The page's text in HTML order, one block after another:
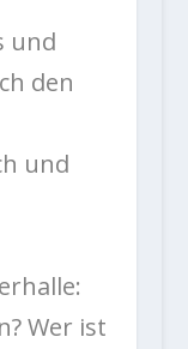
und
den
und
Wer ist